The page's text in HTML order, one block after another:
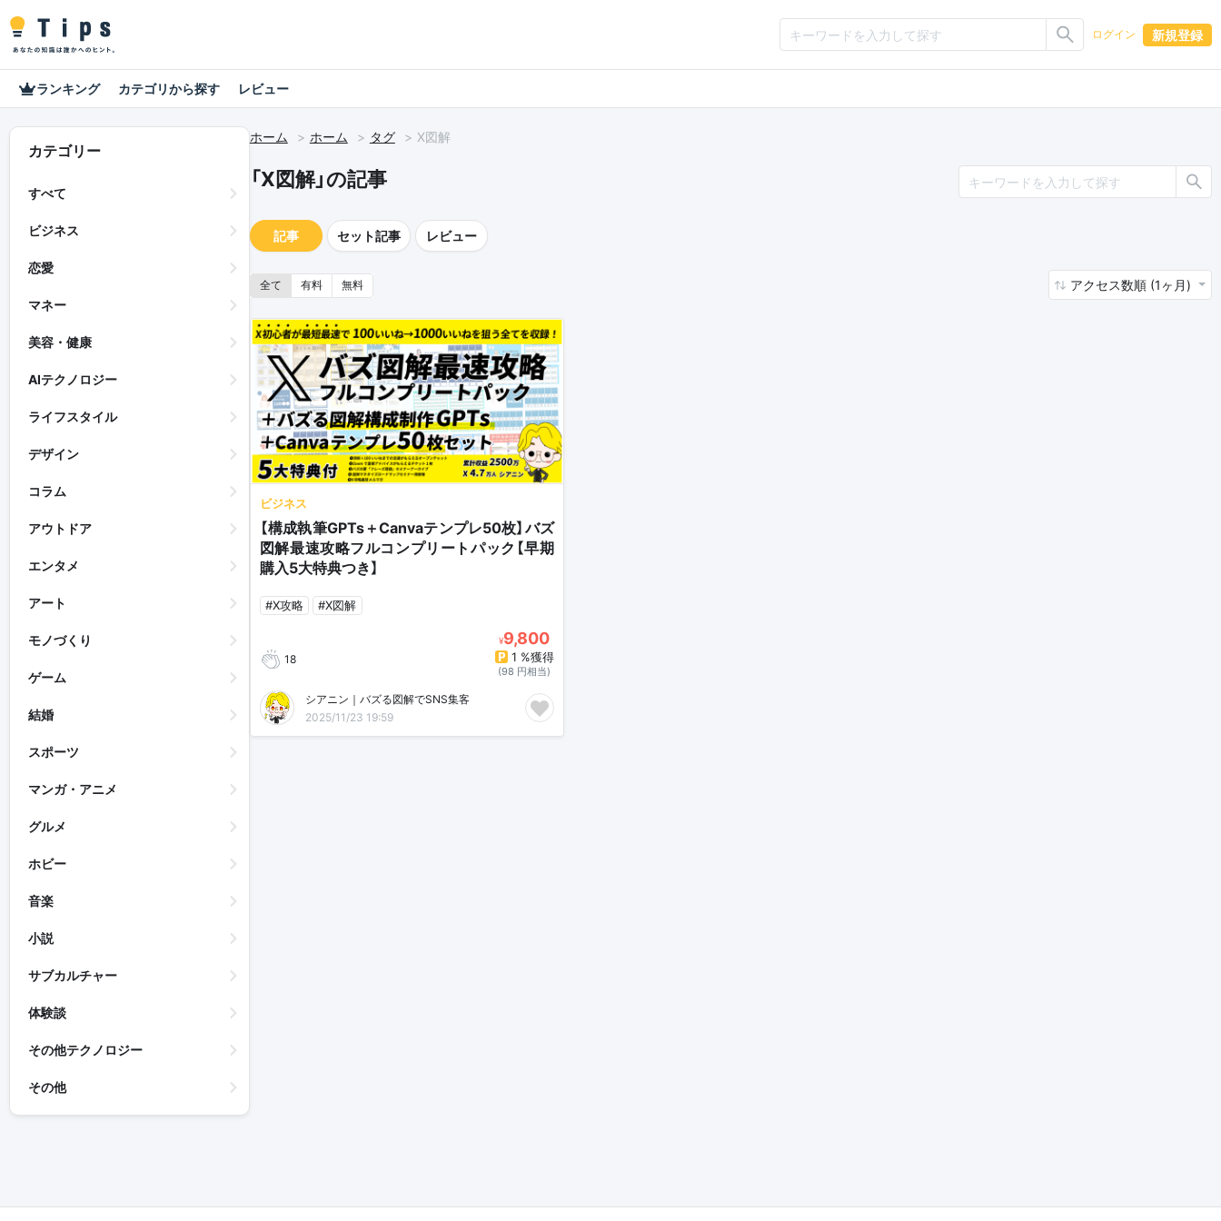
ログイン 新規登録
ランキング カテゴリから探す レビュー
カテゴリー
すべて
ビジネス
恋愛
マネー
美容・健康
AIテクノロジー
ライフスタイル
デザイン
コラム
アウトドア
エンタメ
アート
モノづくり
ゲーム
結婚
スポーツ
マンガ・アニメ
グルメ
ホビー
音楽
小説
サブカルチャー
体験談
その他テクノロジー
その他
ホーム ホーム タグ X図解
「X図解」の記事
記事 セット記事 レビュー
全て 有料 無料 アクセス数順 (1ヶ月)
ビジネス
【構成執筆GPTs＋Canvaテンプレ50枚】バズ
図解最速攻略フルコンプリートパック【早期
購入5大特典つき】
#X攻略 #X図解
18
¥9,800
1 %獲得
(98 円相当)
シアニン｜バズる図解でSNS集客
2025/11/23 19:59